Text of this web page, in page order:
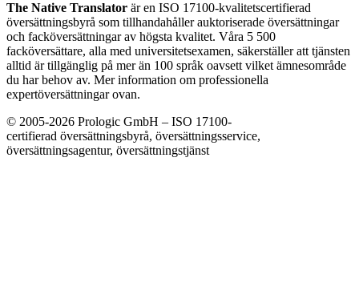
The Native Translator är en ISO 17100-kvalitetscertifierad
översättningsbyrå som tillhandahåller auktoriserade översättningar
och facköversättningar av högsta kvalitet. Våra 5 500
facköversättare, alla med universitetsexamen, säkerställer att tjänsten
alltid är tillgänglig på mer än 100 språk oavsett vilket ämnesområde
du har behov av. Mer information om professionella
expertöversättningar ovan.
© 2005-2026 Prologic GmbH – ISO 17100-
certifierad översättningsbyrå, översättningsservice,
översättningsagentur, översättningstjänst